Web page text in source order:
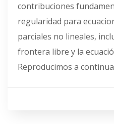
contribuciones
regularidad para
parciales no lineales,
frontera libre y la
Reproducimos a